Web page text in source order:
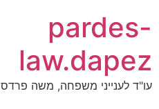
pardes-
law.dapez
עו"ד לענייני משפחה, משה פרדס